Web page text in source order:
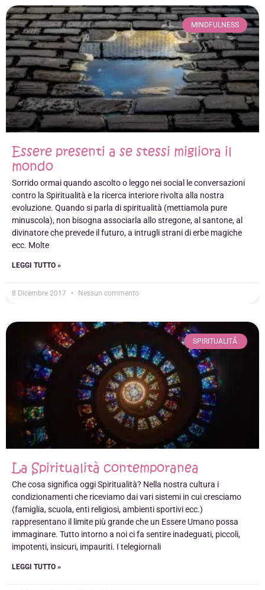
MINDFULNESS
Essere presenti a se stessi migliora il
mondo
Sorrido ormai quando ascolto o leggo nei social le conversazioni
contro la Spiritualità e la ricerca interiore rivolta alla nostra
evoluzione. Quando si parla di spiritualità (mettiamola pure
minuscola), non bisogna associarla allo stregone, al santone, al
divinatore che prevede il futuro, a intrugli strani di erbe magiche
ecc. Molte
LEGGI TUTTO »
8 Dicembre 2017 Nessun commento
SPIRITUALITÃ
La Spiritualità contemporanea
Che cosa significa oggi Spiritualità? Nella nostra cultura i
condizionamenti che riceviamo dai vari sistemi in cui cresciamo
(famiglia, scuola, enti religiosi, ambienti sportivi ecc.)
rappresentano il limite più grande che un Essere Umano possa
immaginare. Tutto intorno a noi ci fa sentire inadeguati, piccoli,
impotenti, insicuri, impauriti. I telegiornali
LEGGI TUTTO »